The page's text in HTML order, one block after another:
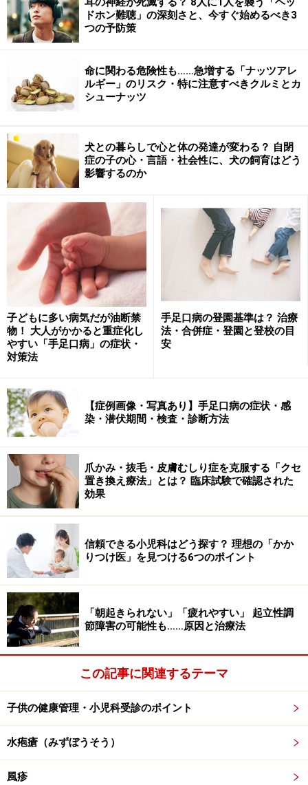
「あそこはダメだった」という評判もあてにならない！？
ご質問の例ですと、プール熱の診断が最初の医師に可能
であったか、と言う点が問題になるかと思います。プー
ル熱の症状
は、咽頭（のど）の痛み・結膜炎・高熱以外
に頭痛・腹痛・下痢など風邪のような症状ですが、咽頭
の痛みと結膜炎が両方出るのが特徴的です。結膜炎がな
いケースでは、咽頭が炎症を起こして赤くなり、高熱が
出るだけで夏風邪との区別が出来ないわけです。
その後時間が経過して、症状が出そろったときに初め
て、正確な診断に至ることが出来る。また、病状の経
過、流れを知ることが出来るため、後で診察する医師ほ
ど正確な診断に至る可能性が高くなるのです。
後医が名医となる理由
病気の初期には限られた症状しか出ていないことが
ある
病気の経過を見ないと正確な診断が出来ないことが
ある
前医が使った薬が効かなかった、という情報が診断
の参考になることがある
風邪などの場合、後で診察を受けたタイミングで
（自然に）治ってしまうことも多い
以上のことで、最初にかかる医師より、後でかかった医
師がいい印象になるケースがあります。でも最初にかか
った医師がかかりつけ医だった場合、たった１回のこと
ドホン難聴」の深刻さと、今すぐ始めるべき3
つの予防策
命に関わる危険性も……急増する「ナッツアレ
ルギー」のリスク・特に注意すべきクルミとカ
シューナッツ
犬との暮らしで心と体の発達が変わる？ 自閉
症の子の心・言語・社会性に、犬の飼育はどう
影響するのか
子どもに多い病気だが油断禁
物！ 大人がかかると重症化し
やすい「手足口病」の症状・
対策法
手足口病の登園基準は？ 治療
法・合併症・登園と登校の目
安
【症例画像・写真あり】手足口病の症状・感
染・潜伏期間・検査・診断方法
爪かみ・抜毛・皮膚むしり症を克服する「クセ
置き換え療法」とは？ 臨床試験で確認された
効果
信頼できる小児科はどう探す？ 理想の「かか
りつけ医」を見つける6つのポイント
「朝起きられない」「疲れやすい」 起立性調
節障害の可能性も……原因と治療法
この記事に関連するテーマ
子供の健康管理・小児科受診のポイント
水疱瘡（みずぼうそう）
風疹